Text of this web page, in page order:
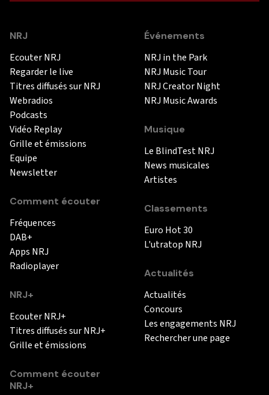
NRJ
Ecouter NRJ
Regarder le live
Titres diffusés sur NRJ
Webradios
Podcasts
Vidéo Replay
Grille et émissions
Equipe
Newsletter
Comment écouter
Fréquences
DAB+
Apps NRJ
Radioplayer
NRJ+
Ecouter NRJ+
Titres diffusés sur NRJ+
Grille et émissions
Comment écouter
NRJ+
Événements
NRJ in the Park
NRJ Music Tour
NRJ Creator Night
NRJ Music Awards
Musique
Le BlindTest NRJ
News musicales
Artistes
Classements
Euro Hot 30
L'utratop NRJ
Actualités
Actualités
Concours
Les engagements NRJ
Rechercher une page